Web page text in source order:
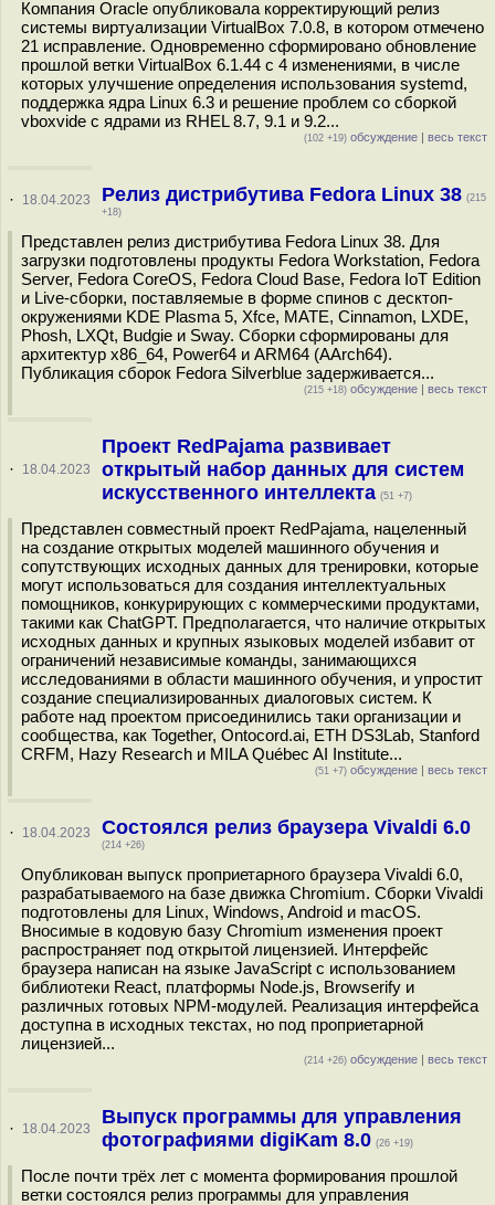
Компания Oracle опубликовала корректирующий релиз
системы виртуализации VirtualBox 7.0.8, в котором отмечено
21 исправление. Одновременно сформировано обновление
прошлой ветки VirtualBox 6.1.44 с 4 изменениями, в числе
которых улучшение определения использования systemd,
поддержка ядра Linux 6.3 и решение проблем со сборкой
vboxvide с ядрами из RHEL 8.7, 9.1 и 9.2...
(102 +19) обсуждение | весь текст
· 18.04.2023 Релиз дистрибутива Fedora Linux 38 (215
+18)
Представлен релиз дистрибутива Fedora Linux 38. Для
загрузки подготовлены продукты Fedora Workstation, Fedora
Server, Fedora CoreOS, Fedora Cloud Base, Fedora IoT Edition
и Live-сборки, поставляемые в форме спинов c десктоп-
окружениями KDE Plasma 5, Xfce, MATE, Cinnamon, LXDE,
Phosh, LXQt, Budgie и Sway. Сборки сформированы для
архитектур x86_64, Power64 и ARM64 (AArch64).
Публикация сборок Fedora Silverblue задерживается...
(215 +18) обсуждение | весь текст
· 18.04.2023
Проект RedPajama развивает
открытый набор данных для систем
искусственного интеллекта (51 +7)
Представлен совместный проект RedPajama, нацеленный
на создание открытых моделей машинного обучения и
сопутствующих исходных данных для тренировки, которые
могут использоваться для создания интеллектуальных
помощников, конкурирующих c коммерческими продуктами,
такими как ChatGPT. Предполагается, что наличие открытых
исходных данных и крупных языковых моделей избавит от
ограничений независимые команды, занимающихся
исследованиями в области машинного обучения, и упростит
создание специализированных диалоговых систем. К
работе над проектом присоединились таки организации и
сообщества, как Together, Ontocord.ai, ETH DS3Lab, Stanford
CRFM, Hazy Research и MILA Québec AI Institute...
(51 +7) обсуждение | весь текст
· 18.04.2023 Состоялся релиз браузера Vivaldi 6.0
(214 +26)
Опубликован выпуск проприетарного браузера Vivaldi 6.0,
разрабатываемого на базе движка Chromium. Сборки Vivaldi
подготовлены для Linux, Windows, Android и macOS.
Вносимые в кодовую базу Chromium изменения проект
распространяет под открытой лицензией. Интерфейс
браузера написан на языке JavaScript с использованием
библиотеки React, платформы Node.js, Browserify и
различных готовых NPM-модулей. Реализация интерфейса
доступна в исходных текстах, но под проприетарной
лицензией...
(214 +26) обсуждение | весь текст
· 18.04.2023
Выпуск программы для управления
фотографиями digiKam 8.0 (26 +19)
После почти трёх лет с момента формирования прошлой
ветки состоялся релиз программы для управления